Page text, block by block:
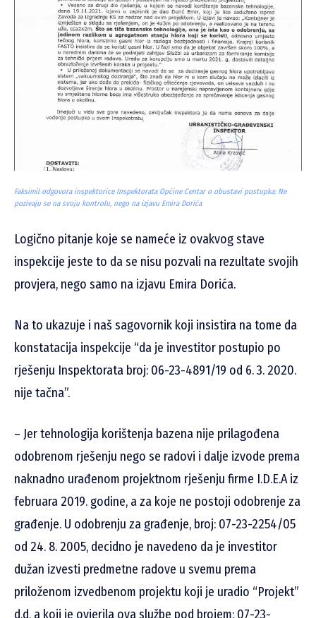
Faksimil odgovora inspektorice Inspektorata Općine Centar o obustavi postupka: Ne
pozivaju se na svoju kontrolu, nego na izjavu Emira Dorića
Logično pitanje koje se nameće iz ovakvog stave
inspekcije jeste to da se nisu pozvali na rezultate svojih
provjera, nego samo na izjavu Emira Dorića.
Na to ukazuje i naš sagovornik koji insistira na tome da
konstatacija inspekcije “da je investitor postupio po
rješenju Inspektorata broj: 06-23-4891/19 od 6. 3. 2020.
nije tačna”.
– Jer tehnologija korištenja bazena nije prilagođena
odobrenom rješenju nego se radovi i dalje izvode prema
naknadno urađenom projektnom rješenju firme I.D.E.A iz
februara 2019. godine, a za koje ne postoji odobrenje za
građenje. U odobrenju za građenje, broj: 07-23-2254/05
od 24. 8. 2005, decidno je navedeno da je investitor
dužan izvesti predmetne radove u svemu prema
priloženom izvedbenom projektu koji je uradio “Projekt”
d.d, a koji je ovjerila ova službe pod brojem: 07-23-